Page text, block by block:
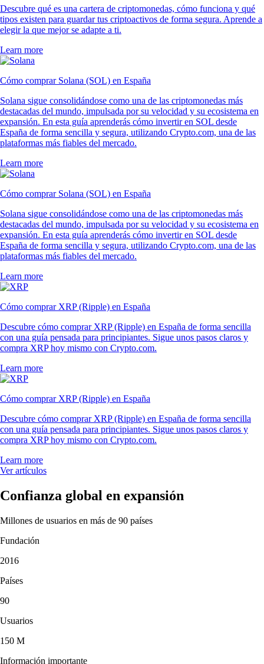
Descubre qué es una cartera de criptomonedas, cómo funciona y qué
tipos existen para guardar tus criptoactivos de forma segura. Aprende a
elegir la que mejor se adapte a ti.
Learn more
Cómo comprar Solana (SOL) en España
Solana sigue consolidándose como una de las criptomonedas más
destacadas del mundo, impulsada por su velocidad y su ecosistema en
expansión. En esta guía aprenderás cómo invertir en SOL desde
España de forma sencilla y segura, utilizando Crypto.com, una de las
plataformas más fiables del mercado.
Learn more
Cómo comprar Solana (SOL) en España
Solana sigue consolidándose como una de las criptomonedas más
destacadas del mundo, impulsada por su velocidad y su ecosistema en
expansión. En esta guía aprenderás cómo invertir en SOL desde
España de forma sencilla y segura, utilizando Crypto.com, una de las
plataformas más fiables del mercado.
Learn more
Cómo comprar XRP (Ripple) en España
Descubre cómo comprar XRP (Ripple) en España de forma sencilla
con una guía pensada para principiantes. Sigue unos pasos claros y
compra XRP hoy mismo con Crypto.com.
Learn more
Cómo comprar XRP (Ripple) en España
Descubre cómo comprar XRP (Ripple) en España de forma sencilla
con una guía pensada para principiantes. Sigue unos pasos claros y
compra XRP hoy mismo con Crypto.com.
Learn more
Ver artículos
Confianza global en expansión
Millones de usuarios en más de 90 países
Fundación
2016
Países
90
Usuarios
150 M
Información importante